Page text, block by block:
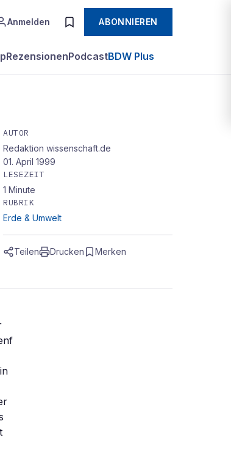
Anmelden ABONNIEREN
RezensionenPodcastBDW Plus
AUTOR
Redaktion wissenschaft.de
01. April 1999
LESEZEIT
1 Minute
RUBRIK
Erde & Umwelt
Teilen Drucken Merken